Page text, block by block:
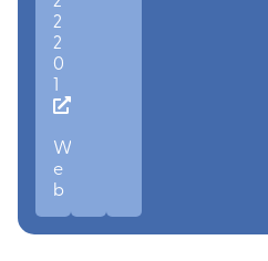
2
2
0
1
W
e
b